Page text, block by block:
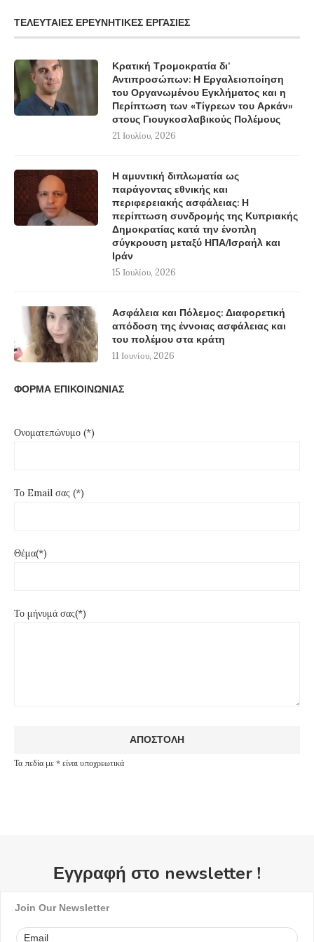
ΤΕΛΕΥΤΑΊΕΣ ΕΡΕΥΝΗΤΙΚΈΣ ΕΡΓΑΣΊΕΣ
Κρατική Τρομοκρατία δι’
Αντιπροσώπων: Η Εργαλειοποίηση
του Οργανωμένου Εγκλήματος και η
Περίπτωση των «Τίγρεων του Αρκάν»
στους Γιουγκοσλαβικούς Πολέμους
21 Ιουλίου, 2026
Η αμυντική διπλωματία ως
παράγοντας εθνικής και
περιφερειακής ασφάλειας: Η
περίπτωση συνδρομής της Κυπριακής
Δημοκρατίας κατά την ένοπλη
σύγκρουση μεταξύ ΗΠΑ/Ισραήλ και
Ιράν
15 Ιουλίου, 2026
Ασφάλεια και Πόλεμος: Διαφορετική
απόδοση της έννοιας ασφάλειας και
του πολέμου στα κράτη
11 Ιουνίου, 2026
ΦΟΡΜΑ ΕΠΙΚΟΙΝΩΝΙΑΣ
Ονοματεπώνυμο (*)
Το Email σας (*)
Θέμα(*)
Το μήνυμά σας(*)
Τα πεδία με * είναι υποχρεωτικά
Εγγραφή στο newsletter !
Join Our Newsletter